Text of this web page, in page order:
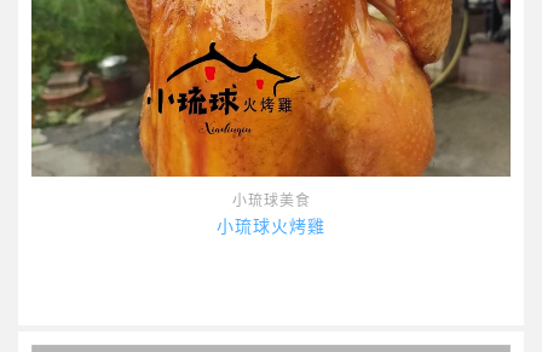
小琉球美食
小琉球火烤雞